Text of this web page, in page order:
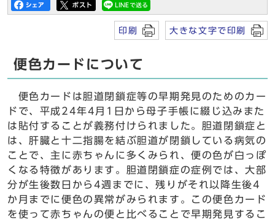
印刷 大きな文字で印刷
便色カードについて
便色カードは胆道閉鎖症等の早期発見のためのカー
ドで、平成24年4月1日から母子手帳に綴じ込みまた
は貼付することが義務付けられました。胆道閉鎖症と
は、肝臓と十二指腸を結ぶ胆道が閉鎖している病気の
ことで、主に赤ちゃんに多くみられ、便の色が白っぽ
くなる特徴があります。胆道閉鎖症の症例では、大部
分が生後数日から4週までに、残りがそれ以降生後4
か月までに便色の異常がみられます。この便色カード
を使って赤ちゃんの便と比べることで早期発見するこ